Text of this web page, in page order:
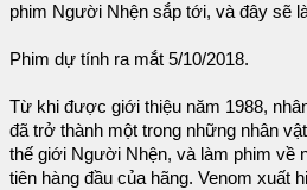
phim Người Nhện sắp tới, và đây sẽ
Phim dự tính ra mắt 5/10/2018.
Từ khi được giới thiệu năm 1988,
đã trở thành một trong những nhân
thế giới Người Nhện, và làm phim về
tiên hàng đầu của hãng. Venom xuất